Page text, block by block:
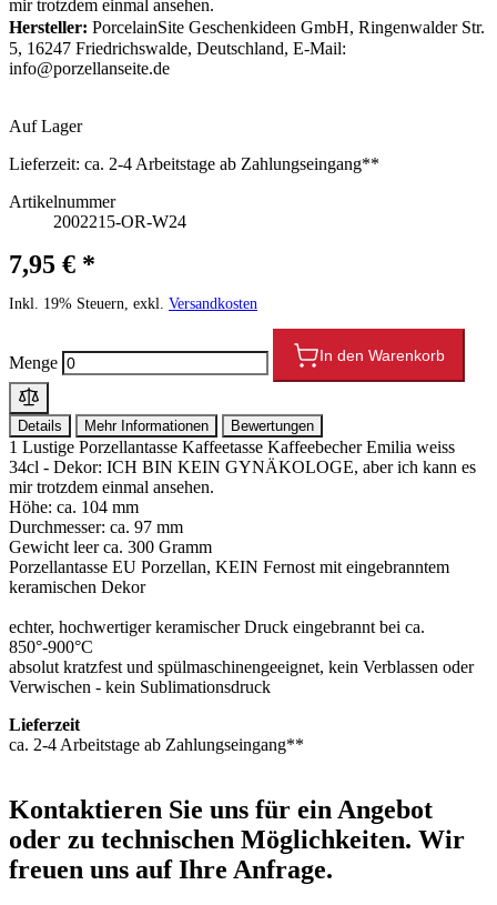
mir trotzdem einmal ansehen.
Hersteller: PorcelainSite Geschenkideen GmbH, Ringenwalder Str.
5, 16247 Friedrichswalde, Deutschland, E-Mail:
info@porzellanseite.de
Auf Lager
Lieferzeit: ca. 2-4 Arbeitstage ab Zahlungseingang**
Artikelnummer
2002215-OR-W24
7,95 € *
Inkl. 19% Steuern, exkl. Versandkosten
Menge In den Warenkorb
Details Mehr Informationen Bewertungen
1 Lustige Porzellantasse Kaffeetasse Kaffeebecher Emilia weiss
34cl - Dekor: ICH BIN KEIN GYNÄKOLOGE, aber ich kann es
mir trotzdem einmal ansehen.
Höhe: ca. 104 mm
Durchmesser: ca. 97 mm
Gewicht leer ca. 300 Gramm
Porzellantasse EU Porzellan, KEIN Fernost mit eingebranntem
keramischen Dekor
echter, hochwertiger keramischer Druck eingebrannt bei ca.
850°-900°C
absolut kratzfest und spülmaschinengeeignet, kein Verblassen oder
Verwischen - kein Sublimationsdruck
Lieferzeit
ca. 2-4 Arbeitstage ab Zahlungseingang**
Kontaktieren Sie uns für ein Angebot
oder zu technischen Möglichkeiten. Wir
freuen uns auf Ihre Anfrage.